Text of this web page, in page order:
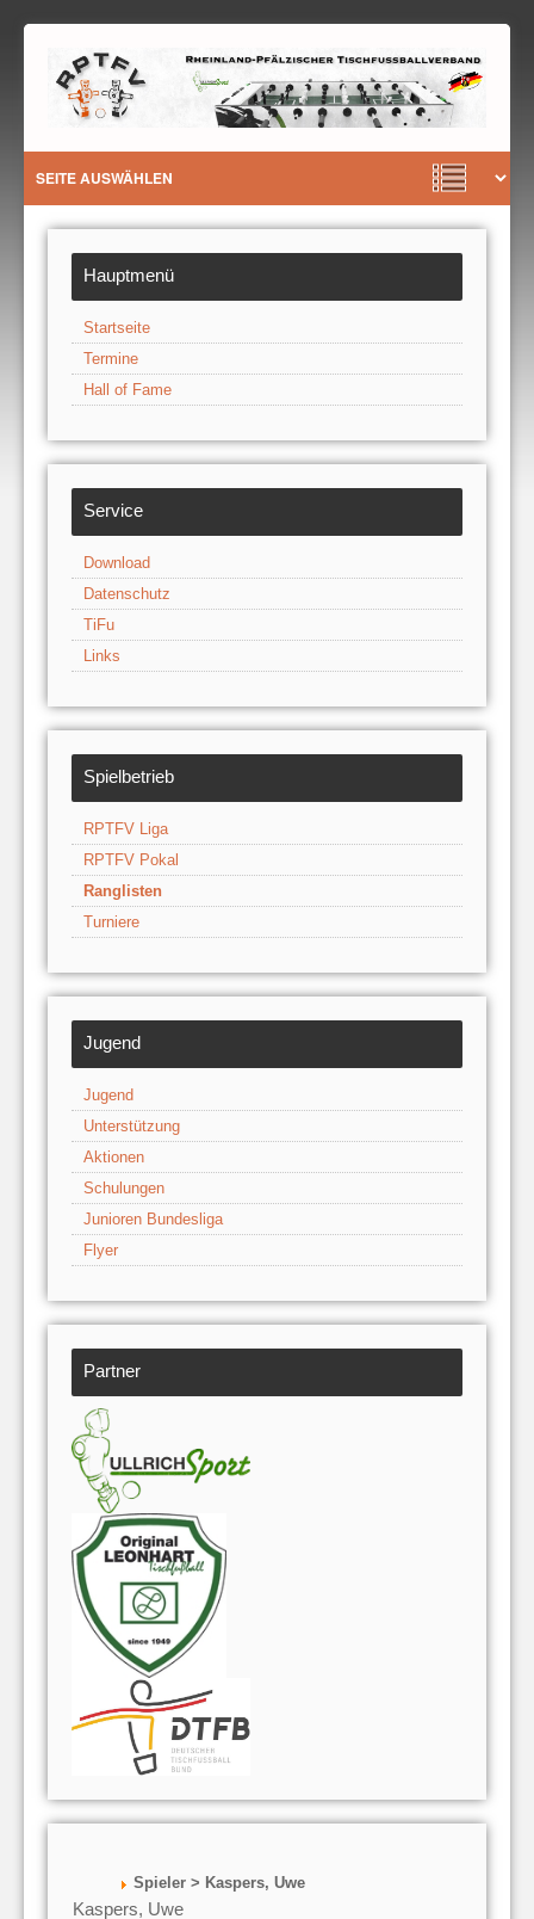
Hauptmenü
Startseite
Termine
Hall of Fame
Service
Download
Datenschutz
TiFu
Links
Spielbetrieb
RPTFV Liga
RPTFV Pokal
Ranglisten
Turniere
Jugend
Jugend
Unterstützung
Aktionen
Schulungen
Junioren Bundesliga
Flyer
Partner
Spieler > Kaspers, Uwe
Kaspers, Uwe